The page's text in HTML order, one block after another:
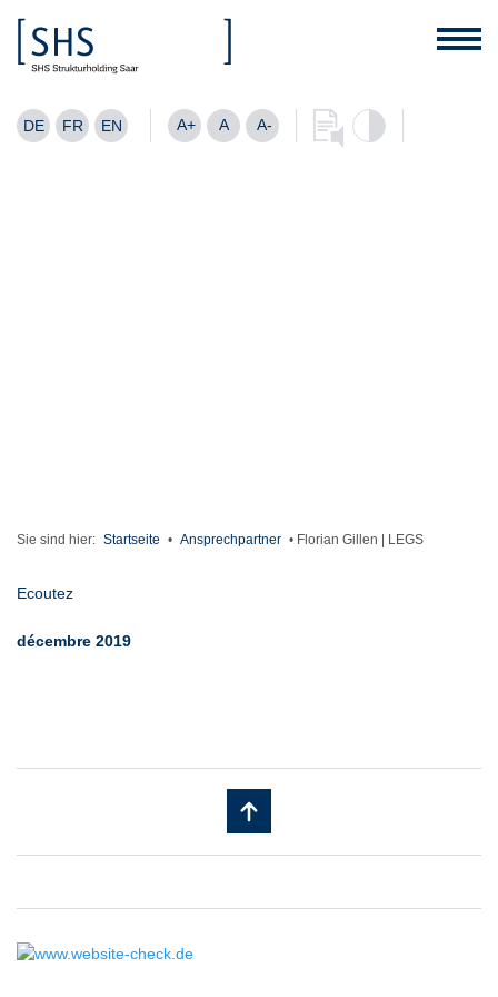
DE FR EN A+ A A-
Sie sind hier: Startseite • Ansprechpartner • Florian Gillen | LEGS
Ecoutez
décembre 2019